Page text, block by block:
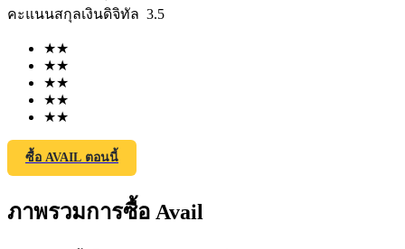
ฟิวเจอร์ส COIN-M
ฟิวเจอร์สสกุลเงินดิจิทัล
คะแนนสกุลเงินดิจิทัล 3.5
★★
★★
★★
★★
★★
ซื้อ AVAIL ตอนนี้
ภาพรวมการซื้อ Avail